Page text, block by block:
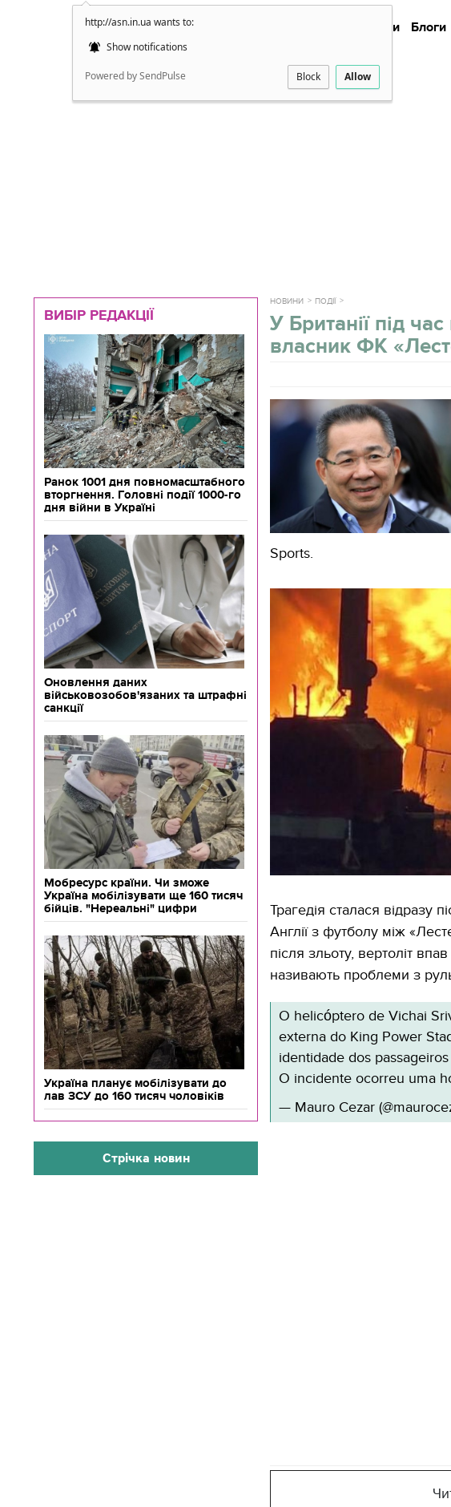
http://asn.in.ua wants to:
Show notifications
Powered by SendPulse Block Allow
Новини Блоги
ВИБІР РЕДАКЦІЇ
Ранок 1001 дня повномасштабного
вторгнення. Головні події 1000-го
дня війни в Україні
Оновлення даних
військовозобов'язаних та штрафні
санкції
Мобресурс країни. Чи зможе
Україна мобілізувати ще 160 тисяч
бійців. "Нереальні" цифри
Україна планує мобілізувати до
лав ЗСУ до 160 тисяч чоловіків
Стрічка новин
НОВИНИ ПОДІЇ
У Британії під
власник ФК
Sports.
Трагедія сталася відразу
Англії з футболу між
після зльоту, вертоліт
називають проблеми з
O helicóptero de Vichai
externa do King Power
identidade dos
O incidente ocorreu uma
— Mauro Cezar